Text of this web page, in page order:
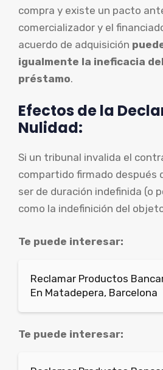
compra y existe un pacto
comercializador y el
acuerdo de adquisición
igualmente la ineficacia
préstamo.
Efectos de la
Nulidad:
Si un tribunal invalida el
compartido firmado después
ser de duración indefinida (o
como la indefinición del
Te puede interesar:
Reclamar Productos
En Matadepera, Barcelona
Te puede interesar: